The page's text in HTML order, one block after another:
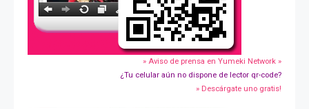
» Aviso de prensa en Yumeki Network »
¿Tu celular aún no dispone de lector qr-code?
» Descárgate uno gratis!